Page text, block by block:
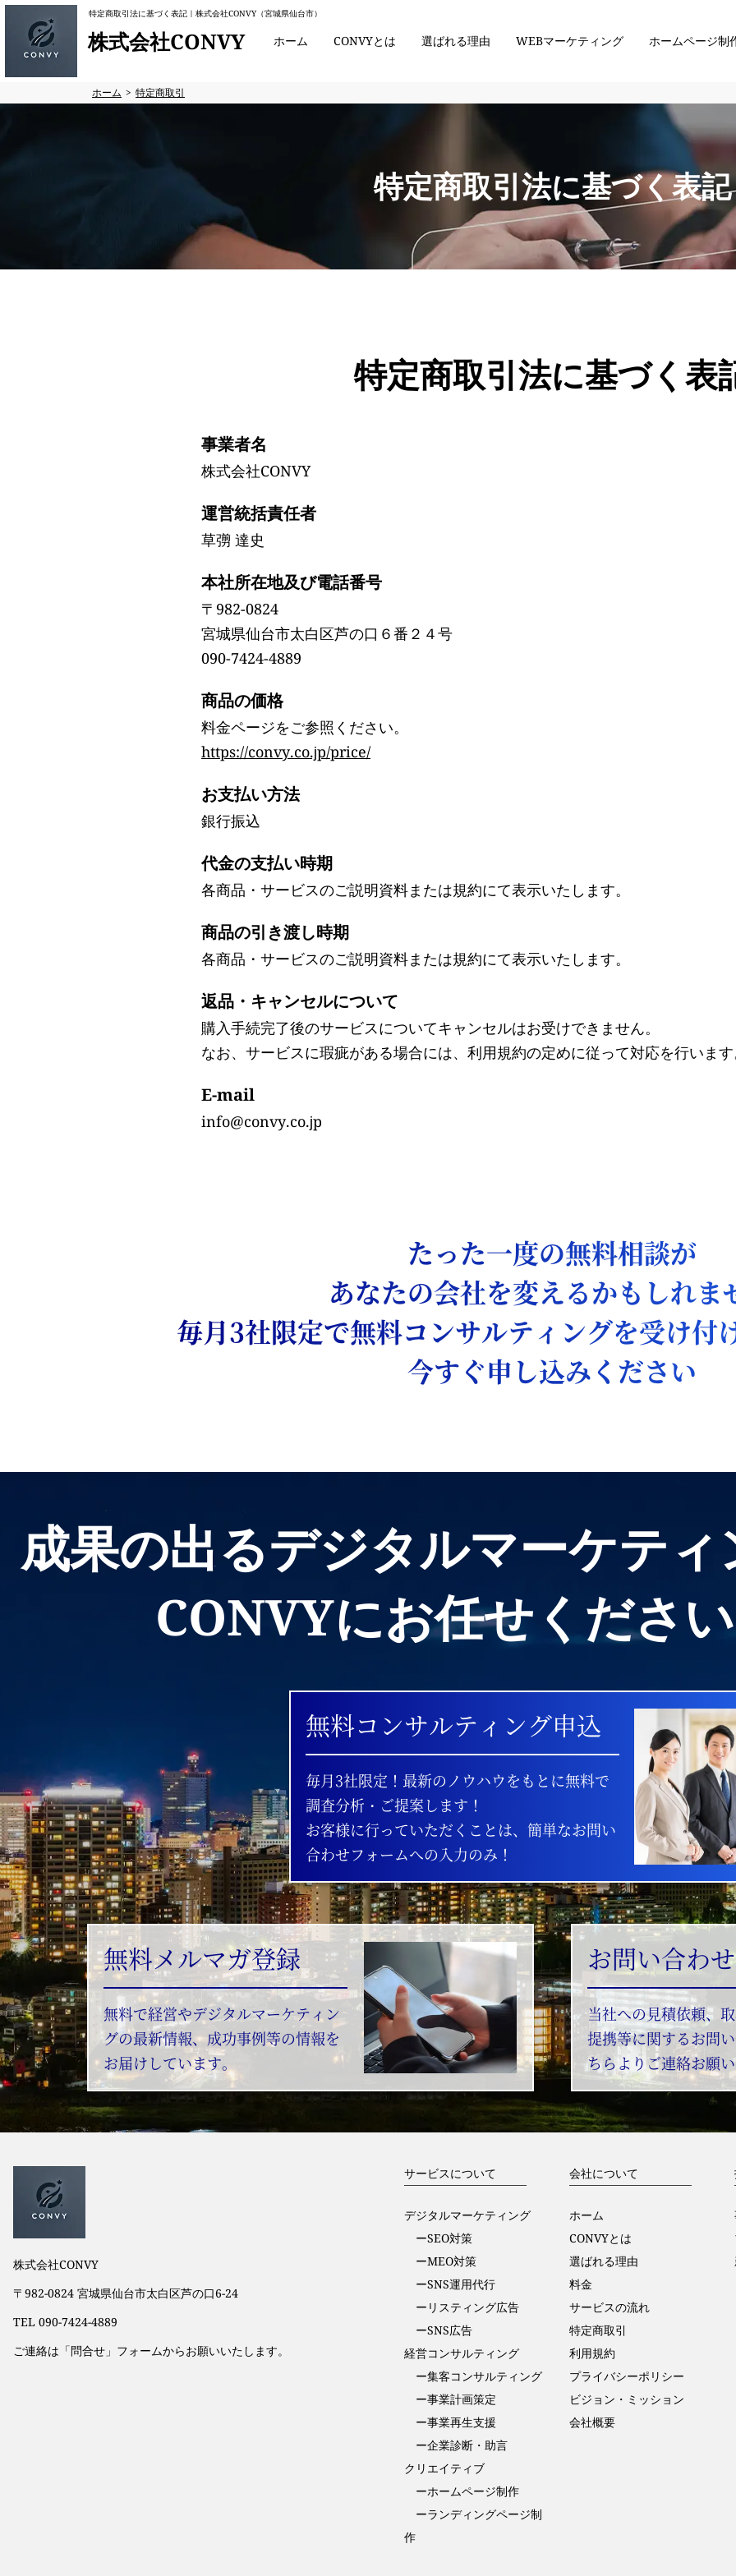
特定商取引法に基づく表記｜株式会社CONVY（宮城県仙台市）
株式会社CONVY ホーム CONVYとは 選ばれる理由 WEBマーケティング ホームページ制
ホーム 特定商取引
特定商取引法に基づく表記
特定商取引法に基づく表
事業者名
株式会社CONVY
運営統括責任者
草彅 達史
本社所在地及び電話番号
〒982-0824
宮城県仙台市太白区芦の口６番２４号
090-7424-4889
商品の価格
料金ページをご参照ください。
https://convy.co.jp/price/
お支払い方法
銀行振込
代金の支払い時期
各商品・サービスのご説明資料または規約にて表示いたします。
商品の引き渡し時期
各商品・サービスのご説明資料または規約にて表示いたします。
返品・キャンセルについて
購入手続完了後のサービスについてキャンセルはお受けできません。
なお、サービスに瑕疵がある場合には、利用規約の定めに従って対応を行いま
E-mail
info@convy.co.jp
たった一度の無料相談が
あなたの会社を変えるかもしれま
毎月3社限定で無料コンサルティングを受け付
今すぐ申し込みください
成果の出るデジタルマーケティ
CONVYにお任せください
無料コンサルティング申込
毎月3社限定！最新のノウハウをもとに無料で
調査分析・ご提案します！
お客様に行っていただくことは、簡単なお問い
合わせフォームへの入力のみ！
無料メルマガ登録
無料で経営やデジタルマーケティン
グの最新情報、成功事例等の情報を
お届けしています。
お問い合わせ
当社への見積依頼、
提携等に関するお問
ちらよりご連絡お願
株式会社CONVY
〒982-0824 宮城県仙台市太白区芦の口6-24
TEL 090-7424-4889
ご連絡は「問合せ」フォームからお願いいたします。
サービスについて
デジタルマーケティング
ーSEO対策
ーMEO対策
ーSNS運用代行
ーリスティング広告
ーSNS広告
経営コンサルティング
ー集客コンサルティング
ー事業計画策定
ー事業再生支援
ー企業診断・助言
クリエイティブ
ーホームページ制作
ーランディングページ制
作
会社について
ホーム
CONVYとは
選ばれる理由
料金
サービスの流れ
特定商取引
利用規約
プライバシーポリシー
ビジョン・ミッション
会社概要